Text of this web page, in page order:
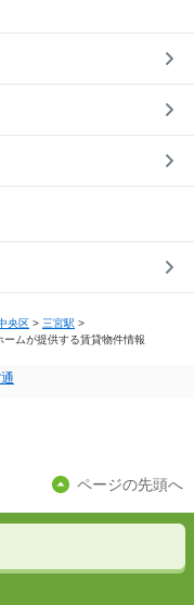
央区 > 三宮駅 >
ムが提供する賃貸物件情報
ページの先頭へ